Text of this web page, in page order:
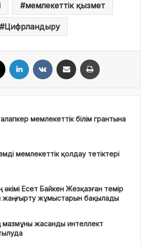
мемлекеттік қызмет
Цифрландыру
мемлекеттік білім грантына
мемлекеттік қолдау тетіктері
Есет Байкен Жезқазған темір
жаңғырту жұмыстарын бақылады
мазмұны жасанды интеллект